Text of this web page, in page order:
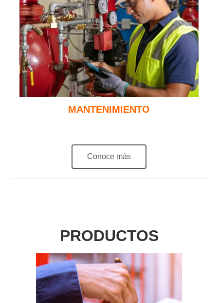
MANTENIMIENTO
Conoce más
PRODUCTOS